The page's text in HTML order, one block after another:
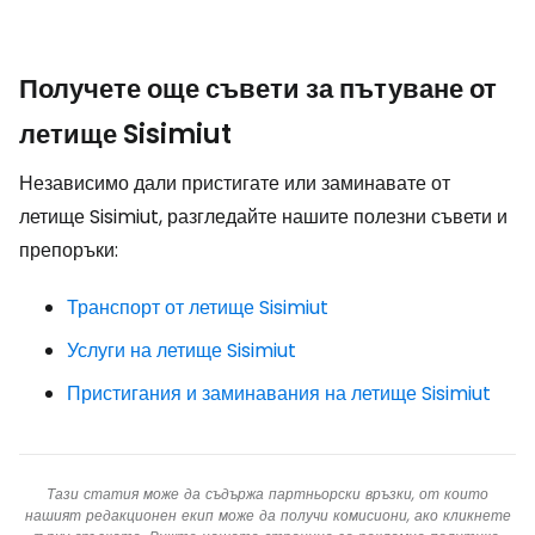
Получете още съвети за пътуване от
летище Sisimiut
Независимо дали пристигате или заминавате от
летище Sisimiut, разгледайте нашите полезни съвети и
препоръки:
Транспорт от летище Sisimiut
Услуги на летище Sisimiut
Пристигания и заминавания на летище Sisimiut
Тази статия може да съдържа партньорски връзки, от които
нашият редакционен екип може да получи комисиони, ако кликнете